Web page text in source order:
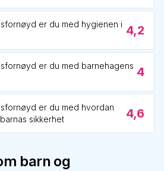
er du med hygienen i 4,2
er du med barnehagens 4
er du med hvordan
sikkerhet
4,6
barn og